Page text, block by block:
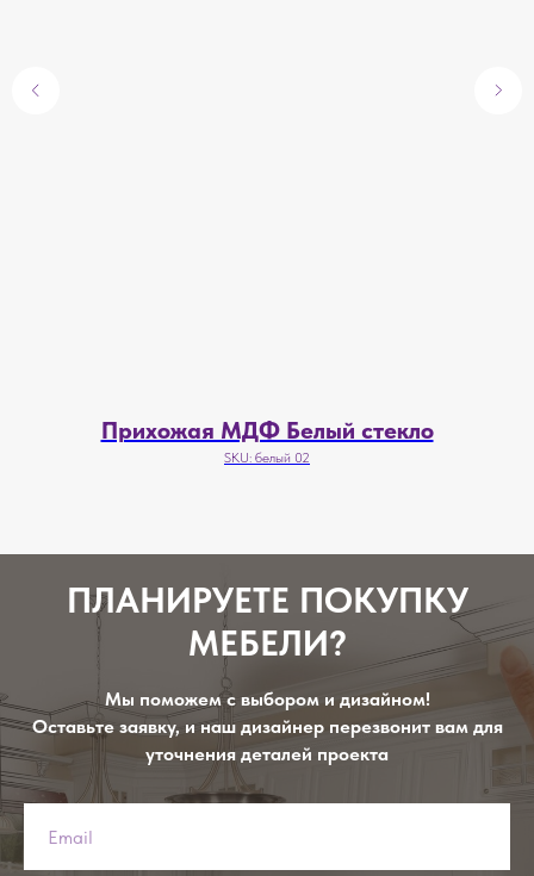
Прихожая МДФ Белый стекло
SKU: белый 02
ПЛАНИРУЕТЕ ПОКУПКУ
МЕБЕЛИ?
Мы поможем с выбором и дизайном!
Оставьте заявку, и наш дизайнер перезвонит вам для
уточнения деталей проекта